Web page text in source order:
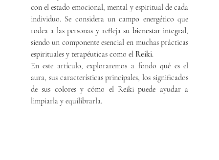
con el estado emocional, mental y espiritual de cada
individuo. Se considera un campo energético que
rodea a las personas y refleja su bienestar integral,
siendo un componente esencial en muchas prácticas
espirituales y terapéuticas como el Reiki.
En este artículo, exploraremos a fondo qué es el
aura, sus características principales, los significados
de sus colores y cómo el Reiki puede ayudar a
limpiarla y equilibrarla.